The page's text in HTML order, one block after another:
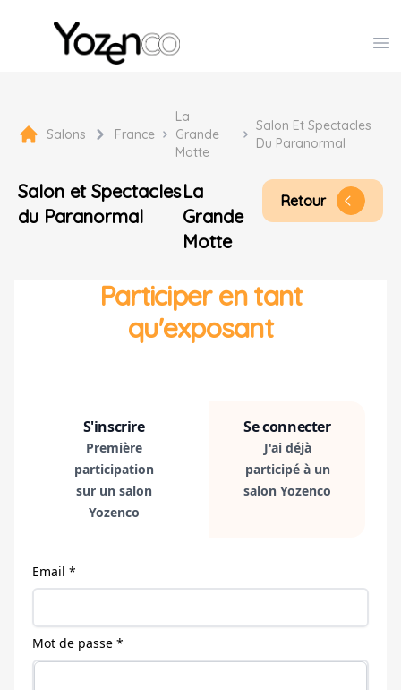
Yozenco - Organisateur de Salons, Evénements et
Salons France
La
Grande
Motte
Salon Et Spectacles
Du Paranormal
Salon et Spectacles
du Paranormal
La
Grande
Motte
Retour arrow_back_ios
Participer en tant
qu'exposant
Première
participation
sur un salon
Yozenco
S'inscrire
J'ai déjà
participé à un
salon Yozenco
Se connecter
Email *
Mot de passe *